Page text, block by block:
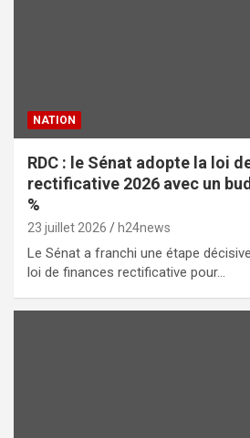
NATION
RDC : le Sénat adopte la loi
rectificative 2026 avec un
%
23 juillet 2026 h24news
Le Sénat a franchi une étape
loi de finances rectificative pour…